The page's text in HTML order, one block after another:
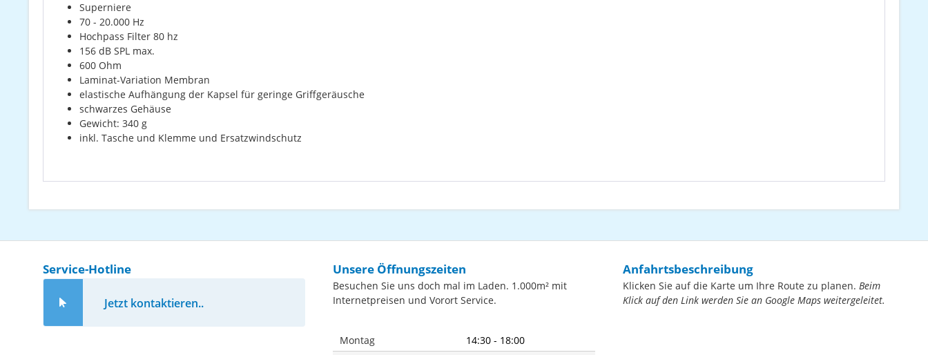
Superniere
70 - 20.000 Hz
Hochpass Filter 80 hz
156 dB SPL max.
600 Ohm
Laminat-Variation Membran
elastische Aufhängung der Kapsel für geringe Griffgeräusche
schwarzes Gehäuse
Gewicht: 340 g
inkl. Tasche und Klemme und Ersatzwindschutz
Service-Hotline
Jetzt kontaktieren..
Unsere Öffnungszeiten
Besuchen Sie uns doch mal im Laden. 1.000m² mit
Internetpreisen und Vorort Service.
Montag
14:30 - 18:00
Anfahrtsbeschreibung
Klicken Sie auf die Karte um Ihre Route zu planen. Beim
Klick auf den Link werden Sie an Google Maps weitergeleitet.